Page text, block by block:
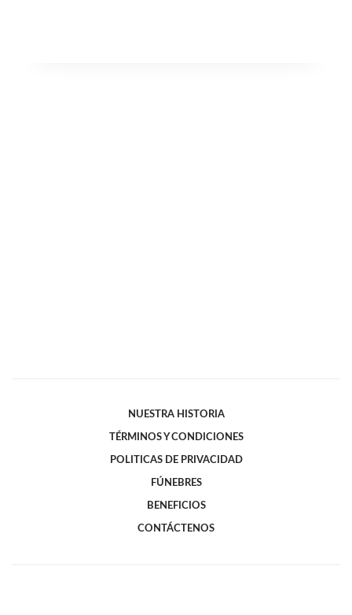
NUESTRA HISTORIA
TÉRMINOS Y CONDICIONES
POLITICAS DE PRIVACIDAD
FÚNEBRES
BENEFICIOS
CONTÁCTENOS